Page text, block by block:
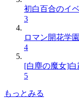
初白百合のイ
3
ロマン開花学
4
[白塵の魔女]
5
もっとみる